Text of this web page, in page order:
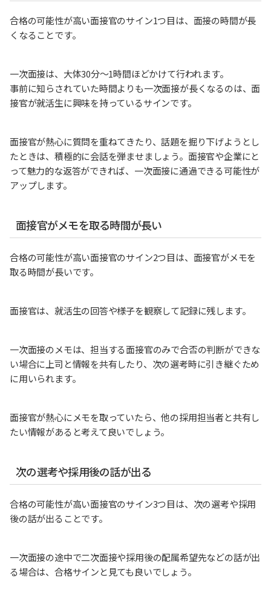
合格の可能性が高い面接官のサイン1つ目は、面接の時間が長
くなることです。
一次面接は、大体30分〜1時間ほどかけて行われます。
事前に知らされていた時間よりも一次面接が長くなるのは、面
接官が就活生に興味を持っているサインです。
面接官が熱心に質問を重ねてきたり、話題を掘り下げようとし
たときは、積極的に会話を弾ませましょう。面接官や企業にと
って魅力的な返答ができれば、一次面接に通過できる可能性が
アップします。
面接官がメモを取る時間が長い
合格の可能性が高い面接官のサイン2つ目は、面接官がメモを
取る時間が長いです。
面接官は、就活生の回答や様子を観察して記録に残します。
一次面接のメモは、担当する面接官のみで合否の判断ができな
い場合に上司と情報を共有したり、次の選考時に引き継ぐため
に用いられます。
面接官が熱心にメモを取っていたら、他の採用担当者と共有し
たい情報があると考えて良いでしょう。
次の選考や採用後の話が出る
合格の可能性が高い面接官のサイン3つ目は、次の選考や採用
後の話が出ることです。
一次面接の途中で二次面接や採用後の配属希望先などの話が出
る場合は、合格サインと見ても良いでしょう。